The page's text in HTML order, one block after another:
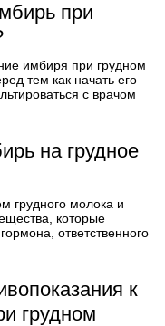
при
имбиря при грудном
тем как начать его
с врачом
на грудное
грудного молока и
которые
ответственного
к
грудном